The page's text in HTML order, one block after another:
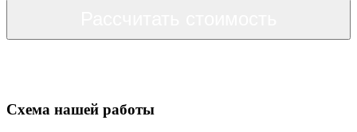
Схема нашей работы